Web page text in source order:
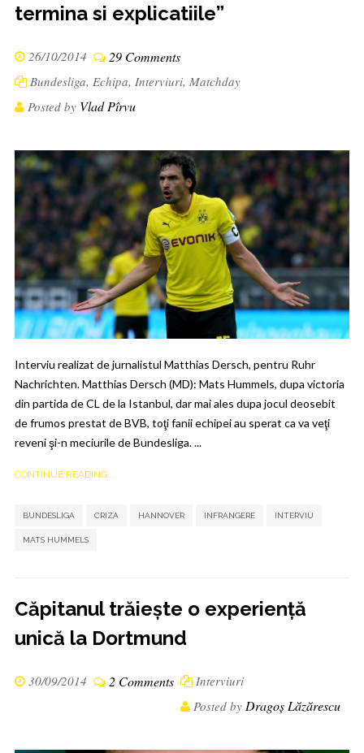
termina si explicatiile”
26/10/2014 29 Comments
Bundesliga, Echipa, Interviuri, Matchday
Posted by Vlad Pîrvu
Interviu realizat de jurnalistul Matthias Dersch, pentru Ruhr
Nachrichten. Matthias Dersch (MD): Mats Hummels, dupa victoria
din partida de CL de la Istanbul, dar mai ales dupa jocul deosebit
de frumos prestat de BVB, toţi fanii echipei au sperat ca va veţi
reveni şi-n meciurile de Bundesliga. ...
CONTINUE READING ...
BUNDESLIGA CRIZA HANNOVER INFRANGERE INTERVIU
MATS HUMMELS
Căpitanul trăiește o experiență
unică la Dortmund
30/09/2014 2 Comments
Interviuri
Posted by Dragoș Lăzărescu